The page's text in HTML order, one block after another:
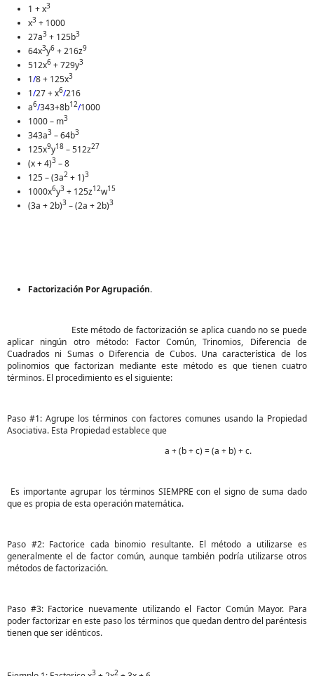
1 + x3
x3 + 1000
27a3 + 125b3
64x3y6 + 216z9
512x6 + 729y3
1/8 + 125x3
1/27 + x6/216
a6/343+8b12/1000
1000 – m3
343a3 – 64b3
125x9y18 – 512z27
(x + 4)3 – 8
125 – (3a2 + 1)3
1000x6y3 + 125z12w15
(3a + 2b)3 – (2a + 2b)3
Factorización Por Agrupación.
Este método de factorización se aplica cuando no se puede
aplicar ningún otro método: Factor Común, Trinomios, Diferencia de
Cuadrados ni Sumas o Diferencia de Cubos. Una característica de los
polinomios que factorizan mediante este método es que tienen cuatro
términos. El procedimiento es el siguiente:
Paso #1: Agrupe los términos con factores comunes usando la Propiedad
Asociativa. Esta Propiedad establece que
a + (b + c) = (a + b) + c.
Es importante agrupar los términos SIEMPRE con el signo de suma dado
que es propia de esta operación matemática.
Paso #2: Factorice cada binomio resultante. El método a utilizarse es
generalmente el de factor común, aunque también podría utilizarse otros
métodos de factorización.
Paso #3: Factorice nuevamente utilizando el Factor Común Mayor. Para
poder factorizar en este paso los términos que quedan dentro del paréntesis
tienen que ser idénticos.
3 2